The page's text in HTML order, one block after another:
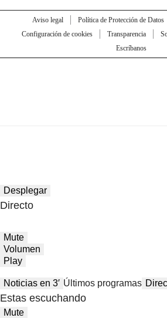
Aviso legal Política de Protección de Datos
Configuración de cookies
Transparencia
Escríbanos
Desplegar
Directo
Mute
Volumen
Play
Noticias en 3′ Últimos programas
Estas escuchando
Mute